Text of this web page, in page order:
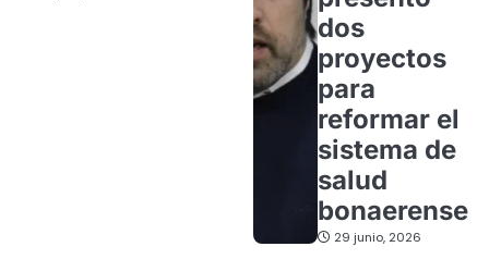
dos
proyectos
para
reformar el
sistema de
salud
bonaerense
29 junio, 2026